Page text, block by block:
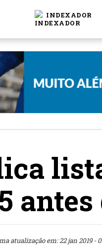
INDEXADOR
atualização em: 22 jan 2019 -